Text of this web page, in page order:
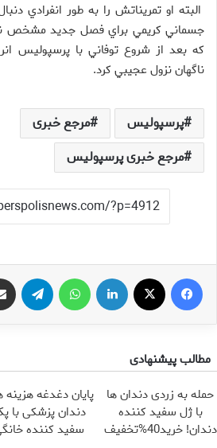
البته او تمريناتش را به طور انفرادي
جسماني كريمي براي فصل جديد مشخص
كه بعد از شروع توفاني با پرسپوليس
ناگهان نزول عجيبي كرد.
پرسپولیس
مرجع خبری
مرجع خبری پرسپولیس
فیس بوک لینکدین
مطالب پیشنهادی
حمله به زردی دندان ها
با ژل سفید کننده
دندان! خرید40%تخفیف
پایان دغدغه هزینه
دندان پزشکی با
سفید کننده